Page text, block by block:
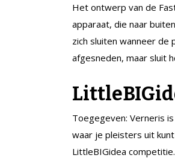
Het ontwerp van de
apparaat, die naar
zich sluiten wanneer
afgesneden, maar sluit
Toegegeven: Verneris
waar je pleisters uit
LittleBIGidea